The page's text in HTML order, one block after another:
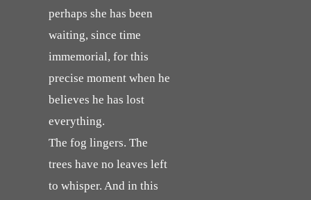
perhaps she has been
waiting, since time
immemorial, for this
precise moment when he
believes he has lost
everything.
The fog lingers. The
trees have no leaves left
to whisper. And in this